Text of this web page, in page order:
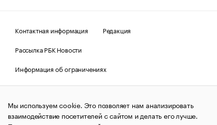
Контактная информация
Редакция
Рассылка РБК Новости
Информация об ограничениях
Правовая информация
О соблюдении авторских прав
© АО «РОСБИЗНЕСКОНСАЛТИНГ»,1995–2026.Сообщения
и материалы информационного агентства «РБК»
(зарегистрировано Федеральной службой по надзору в сфере
Мы используем cookie. Это позволяет нам анализировать
взаимодействие посетителей с сайтом и делать его лучше.